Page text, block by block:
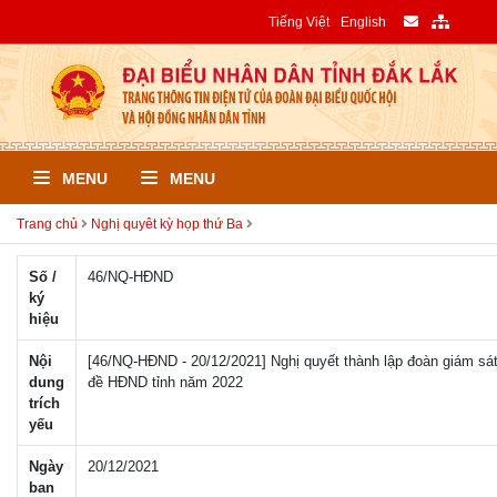
Tiếng Việt English
MENU MENU
Trang chủ Nghị quyêt kỳ họp thứ Ba
Số /
ký
hiệu
46/NQ-HÐND
Nội
dung
trích
yếu
[46/NQ-HĐND - 20/12/2021] Nghị quyết thành lập đoàn giám
đề HĐND tỉnh năm 2022
Ngày
ban
20/12/2021